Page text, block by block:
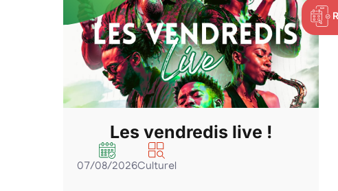
Les vendredis live !
07/08/2026Culturel